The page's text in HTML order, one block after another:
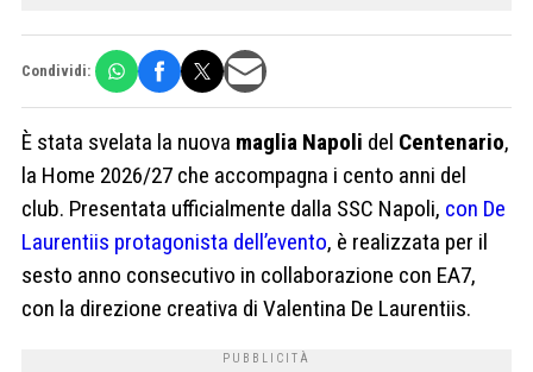
Condividi:
È stata svelata la nuova maglia Napoli del Centenario,
la Home 2026/27 che accompagna i cento anni del
club. Presentata ufficialmente dalla SSC Napoli, con De
Laurentiis protagonista dell’evento, è realizzata per il
sesto anno consecutivo in collaborazione con EA7,
con la direzione creativa di Valentina De Laurentiis.